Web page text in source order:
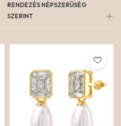
RENDEZÉS NÉPSZERŰSÉG
SZERINT